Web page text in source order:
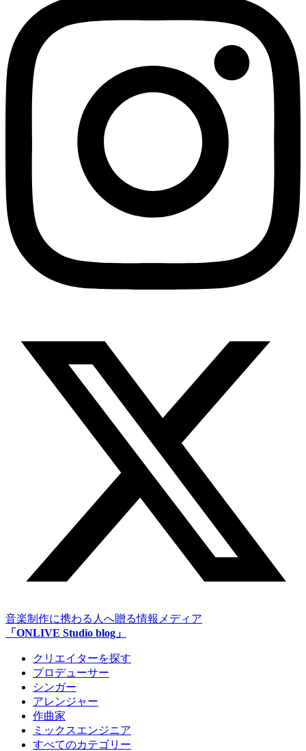
音楽制作に携わる人へ贈る情報メディア
「ONLIVE Studio blog」
クリエイターを探す
プロデューサー
シンガー
アレンジャー
作曲家
ミックスエンジニア
すべてのカテゴリー